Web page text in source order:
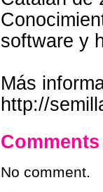
software y
Más
http://
Comments
No comment.